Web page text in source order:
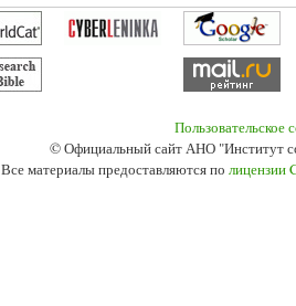
Пользовательское
© Официальный сайт АНО "Институт
Все материалы предоставляются по лицензии